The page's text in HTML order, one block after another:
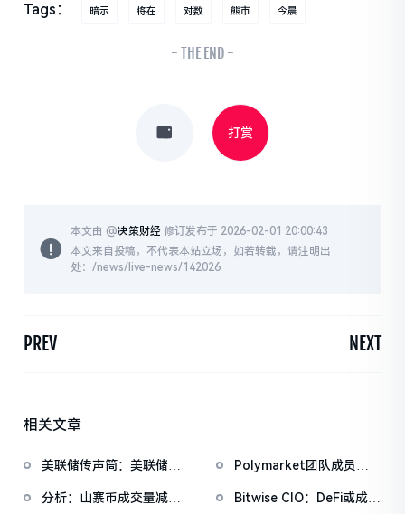
Tags： 暗示 将在 对数 熊市 今晨
- THE END -
打赏
本文由 @决策财经 修订发布于 2026-02-01 20:00:43
本文来自投稿，不代表本站立场，如若转载，请注明出
处：/news/live-news/142026
PREV NEXT
相关文章
美联储传声筒：美联储纪
表，反映其对通胀路径信
Polymarket团队成员暗
行
分析：山寨币成交量减少
Bitwise CIO：DeFi或成走